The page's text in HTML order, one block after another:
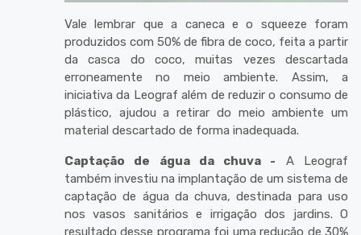
Vale lembrar que a caneca e o squeeze foram
produzidos com 50% de fibra de coco, feita a partir
da casca do coco, muitas vezes descartada
erroneamente no meio ambiente. Assim, a
iniciativa da Leograf além de reduzir o consumo de
plástico, ajudou a retirar do meio ambiente um
material descartado de forma inadequada.
Captação de água da chuva - A Leograf
também investiu na implantação de um sistema de
captação de água da chuva, destinada para uso
nos vasos sanitários e irrigação dos jardins. O
resultado desse programa foi uma redução de 30%